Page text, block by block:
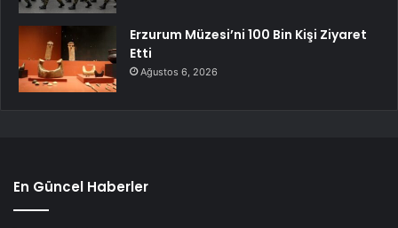
Erzurum Müzesi’ni 100 Bin Kişi Ziyaret
Etti
Ağustos 6, 2026
En Güncel Haberler